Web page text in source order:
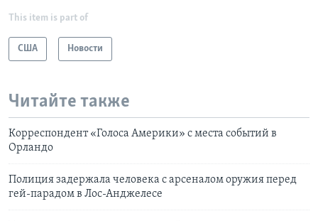
This item is part of
США Новости
Читайте также
Корреспондент «Голоса Америки» с места событий в
Орландо
Полиция задержала человека с арсеналом оружия перед
гей-парадом в Лос-Анджелесе